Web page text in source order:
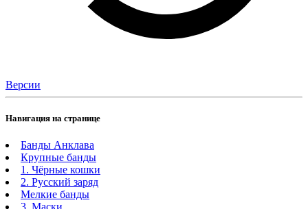
Версии
Навигация на странице
Банды Анклава
Крупные банды
1. Чёрные кошки
2. Русский заряд
Мелкие банды
3. Маски